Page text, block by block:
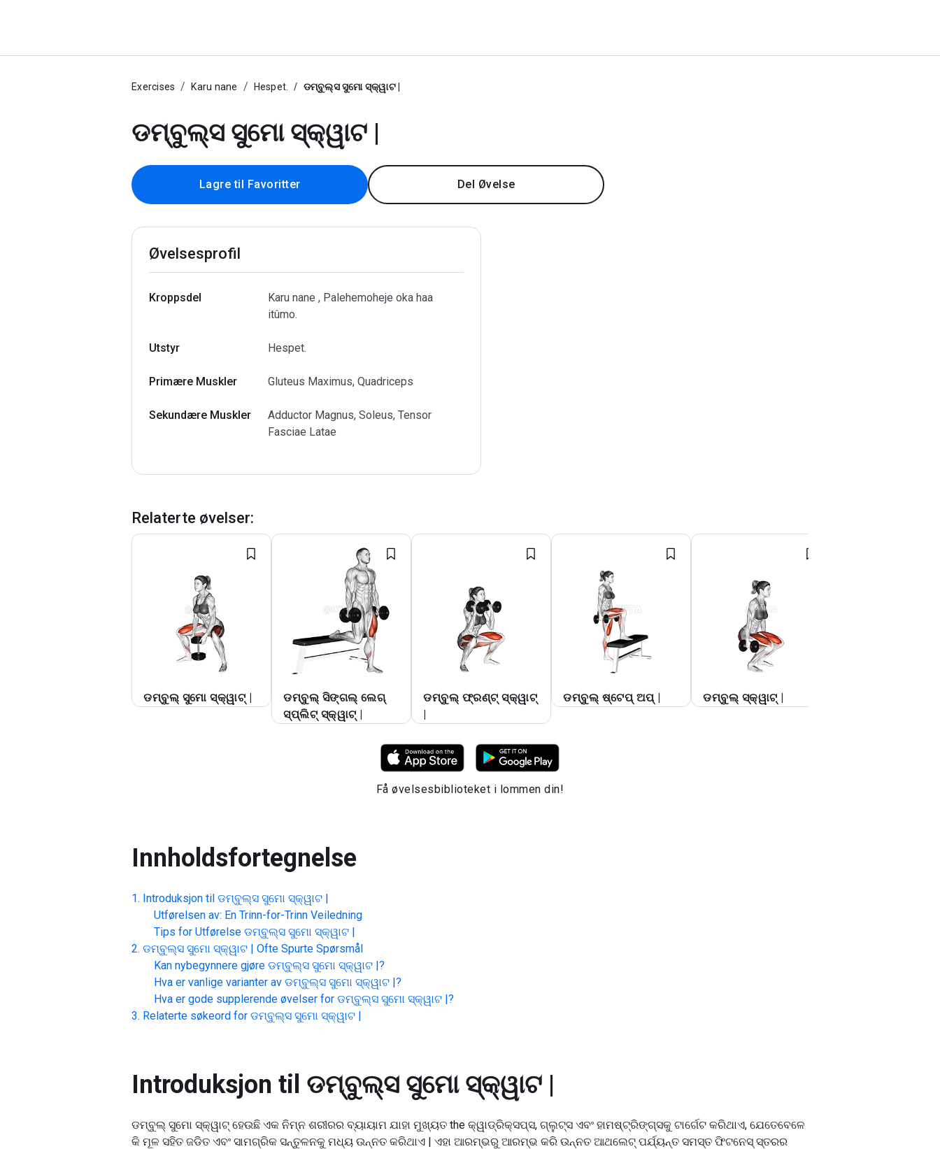
Exercises Karu nane Hespet. ଡମ୍ବୁଲ୍ସ ସୁମୋ ସ୍କ୍ୱାଟ |
ଡମ୍ବୁଲ୍ସ ସୁମୋ ସ୍କ୍ୱାଟ |
Lagre til Favoritter Del Øvelse
Øvelsesprofil
Kroppsdel
Karu nane , Palehemoheje oka haa
itûmo.
Utstyr Hespet.
Primære Muskler Gluteus Maximus, Quadriceps
Sekundære Muskler
Adductor Magnus, Soleus, Tensor
Fasciae Latae
Relaterte øvelser:
ଡମ୍ବୁଲ୍ ସୁମୋ ସ୍କ୍ୱାଟ୍ |
ଡମ୍ବୁଲ୍ ସିଙ୍ଗଲ୍ ଲେଗ୍
ସ୍ପ୍ଲିଟ୍ ସ୍କ୍ୱାଟ୍ |
ଡମ୍ବୁଲ୍ ଫ୍ରଣ୍ଟ୍ ସ୍କ୍ୱାଟ୍
|
ଡମ୍ବୁଲ୍ ଷ୍ଟେପ୍ ଅପ୍ | ଡମ୍ବୁଲ୍ ସ୍କ୍ୱାଟ୍ |
Få øvelsesbiblioteket i lommen din!
Innholdsfortegnelse
Introduksjon til ଡମ୍ବୁଲ୍ସ ସୁମୋ ସ୍କ୍ୱାଟ |
Utførelsen av: En Trinn-for-Trinn Veiledning
Tips for Utførelse ଡମ୍ବୁଲ୍ସ ସୁମୋ ସ୍କ୍ୱାଟ |
ଡମ୍ବୁଲ୍ସ ସୁମୋ ସ୍କ୍ୱାଟ | Ofte Spurte Spørsmål
Kan nybegynnere gjøre ଡମ୍ବୁଲ୍ସ ସୁମୋ ସ୍କ୍ୱାଟ |?
Hva er vanlige varianter av ଡମ୍ବୁଲ୍ସ ସୁମୋ ସ୍କ୍ୱାଟ |?
Hva er gode supplerende øvelser for ଡମ୍ବୁଲ୍ସ ସୁମୋ ସ୍କ୍ୱାଟ |?
Relaterte søkeord for ଡମ୍ବୁଲ୍ସ ସୁମୋ ସ୍କ୍ୱାଟ |
Introduksjon til ଡମ୍ବୁଲ୍ସ ସୁମୋ ସ୍କ୍ୱାଟ |
ଡମ୍ବୁଲ୍ ସୁମୋ ସ୍କ୍ୱାଟ୍ ହେଉଛି ଏକ ନିମ୍ନ ଶରୀରର ବ୍ୟାୟାମ ଯାହା ମୁଖ୍ୟତ the କ୍ୱାଡ୍ରିକ୍ସପ୍ସ, ଗ୍ଲୁଟ୍ସ ଏବଂ ହାମଷ୍ଟ୍ରିଙ୍ଗ୍ସକୁ ଟାର୍ଗେଟ କରିଥାଏ, ଯେତେବେଳେ
କି ମୂଳ ସହିତ ଜଡିତ ଏବଂ ସାମଗ୍ରିକ ସନ୍ତୁଳନକୁ ମଧ୍ୟ ଉନ୍ନତ କରିଥାଏ | ଏହା ଆରମ୍ଭରୁ ଆରମ୍ଭ କରି ଉନ୍ନତ ଆଥଲେଟ୍ ପର୍ଯ୍ୟନ୍ତ ସମସ୍ତ ଫିଟନେସ୍ ସ୍ତରର